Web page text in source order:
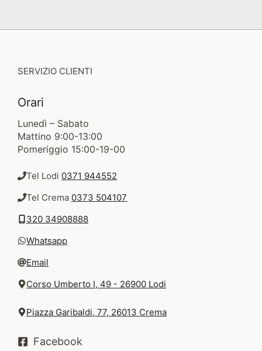
SERVIZIO CLIENTI
Orari
Lunedì – Sabato
Mattino 9:00-13:00
Pomeriggio 15:00-19-00
Tel Lodi 0371 944552
Tel Crema 0373 504107
320 34908888
Whatsapp
Email
Corso Umberto I, 49 - 26900 Lodi
Piazza Garibaldi, 77, 26013 Crema
Facebook